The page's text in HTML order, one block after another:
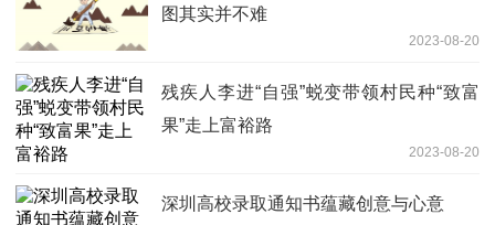
图其实并不难
2023-08-20
残疾人李进“自强”蜕变带领村民种“致富
果”走上富裕路
2023-08-20
深圳高校录取通知书蕴藏创意与心意